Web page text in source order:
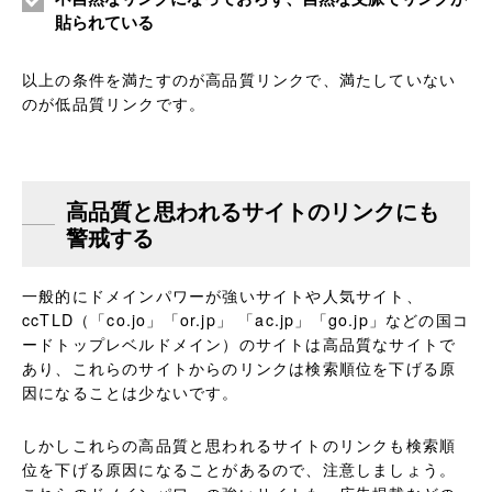
貼られている
以上の条件を満たすのが高品質リンクで、満たしていない
のが低品質リンクです。
高品質と思われるサイトのリンクにも
警戒する
一般的にドメインパワーが強いサイトや人気サイト、
ccTLD（「co.jo」「or.jp」 「ac.jp」「go.jp」などの国コ
ードトップレベルドメイン）のサイトは高品質なサイトで
あり、これらのサイトからのリンクは検索順位を下げる原
因になることは少ないです。
しかしこれらの高品質と思われるサイトのリンクも検索順
位を下げる原因になることがあるので、注意しましょう。